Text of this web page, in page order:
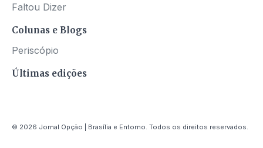
Faltou Dizer
Colunas e Blogs
Periscópio
Últimas edições
© 2026 Jornal Opção | Brasília e Entorno. Todos os direitos reservados.